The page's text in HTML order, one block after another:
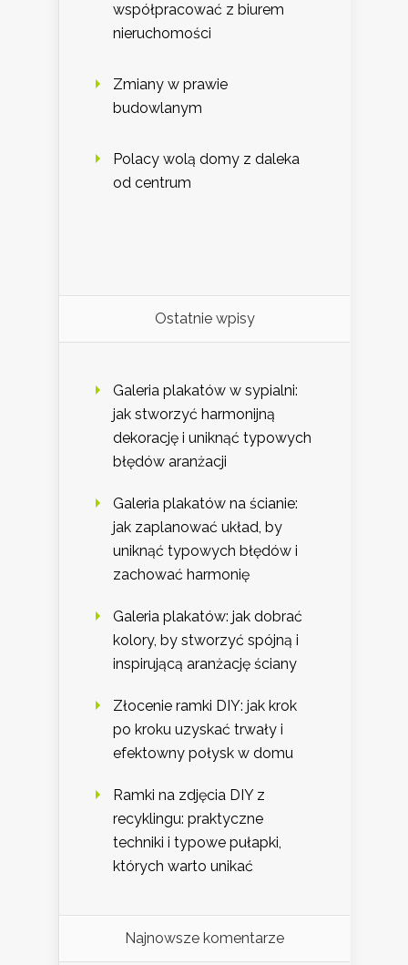
współpracować z biurem
nieruchomości
Zmiany w prawie
budowlanym
Polacy wolą domy z daleka
od centrum
Ostatnie wpisy
Galeria plakatów w sypialni:
jak stworzyć harmonijną
dekorację i uniknąć typowych
błędów aranżacji
Galeria plakatów na ścianie:
jak zaplanować układ, by
uniknąć typowych błędów i
zachować harmonię
Galeria plakatów: jak dobrać
kolory, by stworzyć spójną i
inspirującą aranżację ściany
Złocenie ramki DIY: jak krok
po kroku uzyskać trwały i
efektowny połysk w domu
Ramki na zdjęcia DIY z
recyklingu: praktyczne
techniki i typowe pułapki,
których warto unikać
Najnowsze komentarze